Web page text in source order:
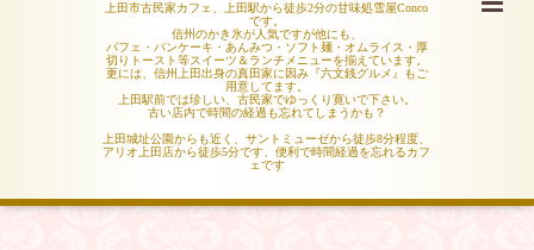
上田市古民家カフェ、上田駅から徒歩2分の甘味処雪屋Conco
です。
信州のかき氷が人気ですが他にも、
パフェ・パンケーキ・あんみつ・ソフト麺・オムライス・厚
切りトースト等スイーツ＆ランチメニューを揃えています。
更には、信州上田出身の真田家に因み『六文銭グルメ』もご
用意してます。
上田駅前では珍しい、古民家でゆっくり寛いで下さい。
古い店内で時間の経過も忘れてしまうかも？
上田城址公園からも近く、サントミューゼから徒歩8分程度、
アリオ上田店から徒歩5分です、便利で時間経過を忘れるカフ
ェです